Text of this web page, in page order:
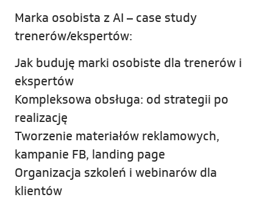
Marka osobista z AI – case study
trenerów/ekspertów:
Jak buduję marki osobiste dla trenerów i
ekspertów
Kompleksowa obsługa: od strategii po
realizację
Tworzenie materiałów reklamowych,
kampanie FB, landing page
Organizacja szkoleń i webinarów dla
klientów